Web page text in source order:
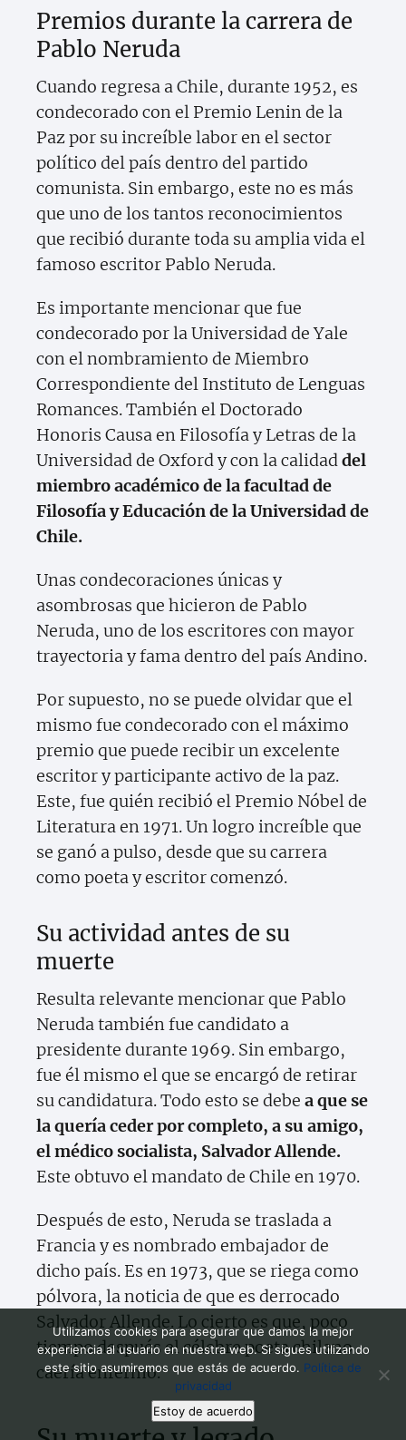
Premios durante la carrera de
Pablo Neruda
Cuando regresa a Chile, durante 1952, es
condecorado con el Premio Lenin de la
Paz por su increíble labor en el sector
político del país dentro del partido
comunista. Sin embargo, este no es más
que uno de los tantos reconocimientos
que recibió durante toda su amplia vida el
famoso escritor Pablo Neruda.
Es importante mencionar que fue
condecorado por la Universidad de Yale
con el nombramiento de Miembro
Correspondiente del Instituto de Lenguas
Romances. También el Doctorado
Honoris Causa en Filosofía y Letras de la
Universidad de Oxford y con la calidad del
miembro académico de la facultad de
Filosofía y Educación de la Universidad de
Chile.
Unas condecoraciones únicas y
asombrosas que hicieron de Pablo
Neruda, uno de los escritores con mayor
trayectoria y fama dentro del país Andino.
Por supuesto, no se puede olvidar que el
mismo fue condecorado con el máximo
premio que puede recibir un excelente
escritor y participante activo de la paz.
Este, fue quién recibió el Premio Nóbel de
Literatura en 1971. Un logro increíble que
se ganó a pulso, desde que su carrera
como poeta y escritor comenzó.
Su actividad antes de su
muerte
Resulta relevante mencionar que Pablo
Neruda también fue candidato a
presidente durante 1969. Sin embargo,
fue él mismo el que se encargó de retirar
su candidatura. Todo esto se debe a que se
la quería ceder por completo, a su amigo,
el médico socialista, Salvador Allende.
Este obtuvo el mandato de Chile en 1970.
Después de esto, Neruda se traslada a
Francia y es nombrado embajador de
dicho país. Es en 1973, que se riega como
pólvora, la noticia de que es derrocado
Salvador Allende. Lo cierto es que, poco
tiempo después el célebre poeta chileno
caería enfermo.
Utilizamos cookies para asegurar que damos la mejor
experiencia al usuario en nuestra web. Si sigues utilizando
este sitio asumiremos que estás de acuerdo. Política de
privacidad
Estoy de acuerdo